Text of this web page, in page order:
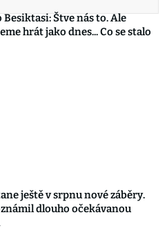
Besiktasi: Štve nás to. Ale
hrát jako dnes... Co se stalo
ještě v srpnu nové záběry.
dlouho očekávanou